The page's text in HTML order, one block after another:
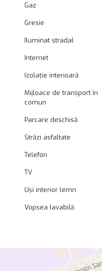
Gaz
Gresie
Iluminat stradal
Internet
Izolație interioară
Mijloace de transport în
comun
Parcare deschisă
Străzi asfaltate
Telefon
TV
Uși interior lemn
Vopsea lavabilă